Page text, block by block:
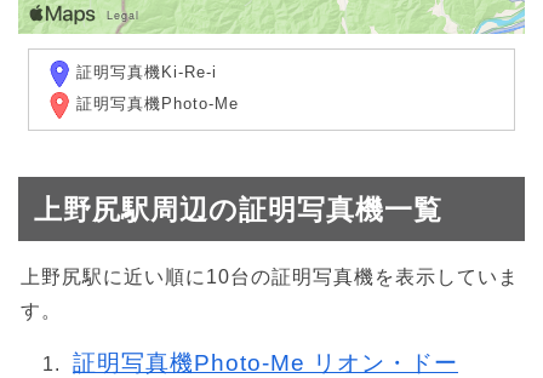
証明写真機Ki-Re-i
証明写真機Photo-Me
上野尻駅周辺の証明写真機一覧
上野尻駅に近い順に10台の証明写真機を表示していま
す。
証明写真機Photo-Me リオン・ドー